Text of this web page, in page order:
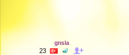
gnsla
23